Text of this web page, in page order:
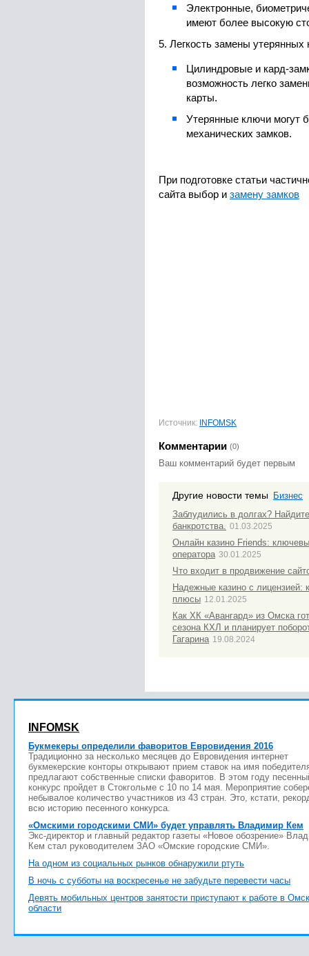
Электронные,
имеют более высокую
5. Легкость замены утерянных
Цилиндровые и кард-
возможность легко
карты.
Утерянные ключи могут
механических замков.
При подготовке статьи
сайта выбор и замену замков
Источник: INFOMSK
Комментарии (0)
Ваш комментарий будет первым
Другие новости темы
Бизнес
Заблудились в долгах?
банкротства. 01.03.2025
Онлайн казино Friends:
оператора 30.01.2025
Что входит в продвижение
Надежные казино с лицензией:
плюсы 12.01.2025
Как ХК «Авангард» из Омска
сезона КХЛ и планирует
Гагарина 19.08.2024
INFOMSK
Букмекеры определили фаворитов Евровидения 2016
Традиционно за несколько месяцев до Евровидения интернет
букмекерские конторы открывают прием ставок на имя
предлагают собственные списки фаворитов. В этом году
конкурс пройдет в Стокгольме с 10 по 14 мая. Мероприятие
небывалое количество участников из 43 стран. Это, кстати,
всю историю песенного конкурса.
«Омскими городскими СМИ» будет управлять Владимир Кем
Экс-директор и главный редактор газеты «Новое обозрение»
Кем стал руководителем ЗАО «Омские городские СМИ».
На одном из социальных рынков обнаружили ртуть
В ночь с субботы на воскресенье не забудьте перевести часы
Девять мобильных центров занятости приступают к работе в
области